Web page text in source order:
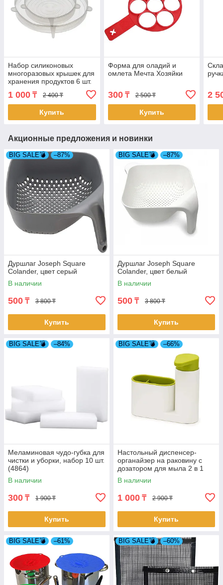
Набор силиконовых
многоразовых крышек для
хранения продуктов 6 шт.
1 000 ₸ 2 400 ₸
Купить
Форма для оладий и
омлета Мечта Хозяйки
300₸ 2 500 ₸
Купить
2
Акционные предложения и новинки
BIG SALE💣 –87%
Дуршлаг Joseph Square
Colander, цвет серый
В наличии
500 ₸ 3 800 ₸
Купить
BIG SALE💣 –87%
Дуршлаг Joseph Square
Colander, цвет белый
В наличии
500 ₸ 3 800 ₸
Купить
BIG SALE💣 –84%
Меламиновая чудо-губка для
чистки и уборки, набор 10 шт.
(4864)
В наличии
300 ₸ 1 900 ₸
Купить
BIG SALE💣 –66%
Настольный диспенсер-
органайзер на раковину с
дозатором для мыла 2 в 1
(4846)
В наличии
1 000 ₸ 2 900 ₸
Купить
BIG SALE💣 –61% BIG SALE💣 –60%